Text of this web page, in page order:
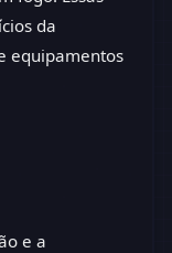
da
equipamentos
e a